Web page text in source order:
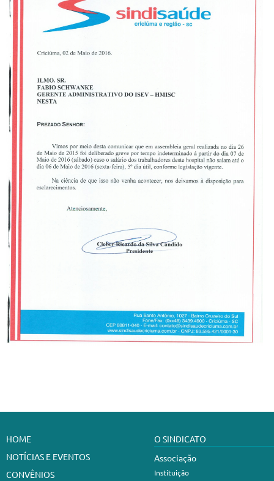
HOME
NOTÍCIAS E EVENTOS
CONVÊNIOS
O SINDICATO
Associação
Instituição